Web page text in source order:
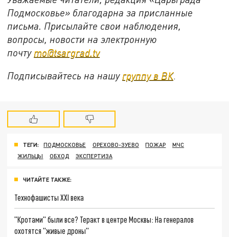
Подмосковье» благодарна за присланные
письма. Присылайте свои наблюдения,
вопросы, новости на электронную
почту mo@tsargrad.tv
Подписывайтесь на нашу группу в ВК.
ТЕГИ: ПОДМОСКОВЬЕ ОРЕХОВО-ЗУЕВО ПОЖАР
МЧС
ЖИЛЬЦЫ
ОБХОД ЭКСПЕРТИЗА
ЧИТАЙТЕ ТАКЖЕ:
Технофашисты XXI века
"Кротами" были все? Теракт в центре Москвы: На генералов
охотятся "живые дроны"